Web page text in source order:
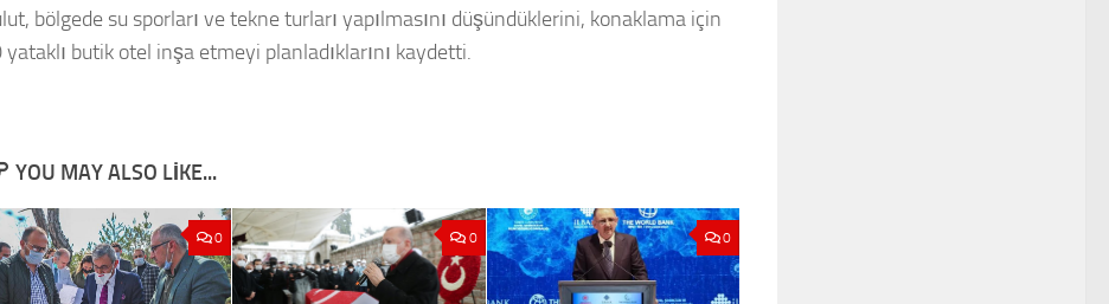
bölgede su sporları ve tekne turları yapılmasını düşündüklerini, konaklama için
yataklı butik otel inşa etmeyi planladıklarını kaydetti.
YOU MAY ALSO LIKE...
0 0 0